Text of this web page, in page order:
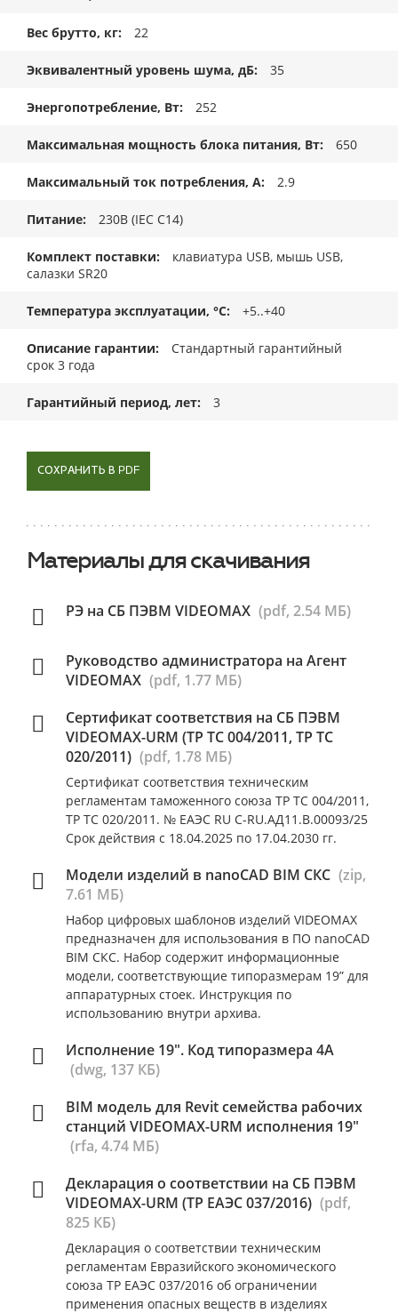
Вес брутто, кг 22
Эквивалентный уровень шума, дБ 35
Энергопотребление, Вт 252
Максимальная мощность блока питания, Вт 650
Максимальный ток потребления, А 2.9
Питание 230В (IEC C14)
Комплект поставки
клавиатура USB, мышь USB,
салазки SR20
Температура эксплуатации, °C +5..+40
Описание гарантии
Стандартный гарантийный
срок 3 года
Гарантийный период, лет 3
СОХРАНИТЬ В PDF
Материалы для скачивания
РЭ на СБ ПЭВМ VIDEOMAX (pdf, 2.54 МБ)
Руководство администратора на Агент
VIDEOMAX (pdf, 1.77 МБ)
Сертификат соответствия на СБ ПЭВМ
VIDEOMAX-URM (ТР ТС 004/2011, ТР ТС
020/2011) (pdf, 1.78 МБ)
Сертификат соответствия техническим
регламентам таможенного союза ТР ТС 004/2011,
ТР ТС 020/2011. № ЕАЭС RU C-RU.АД11.В.00093/25
Срок действия с 18.04.2025 по 17.04.2030 гг.
Модели изделий в nanoCAD BIM СКС (zip,
7.61 МБ)
Набор цифровых шаблонов изделий VIDEOMAX
предназначен для использования в ПО nanoCAD
BIM СКС. Набор содержит информационные
модели, соответствующие типоразмерам 19” для
аппаратурных стоек. Инструкция по
использованию внутри архива.
Исполнение 19". Код типоразмера 4A
(dwg, 137 КБ)
BIM модель для Revit семейства рабочих
станций VIDEOMAX-URM исполнения 19"
(rfa, 4.74 МБ)
Декларация о соответствии на СБ ПЭВМ
VIDEOMAX-URM (ТР ЕАЭС 037/2016) (pdf,
825 КБ)
Декларация о соответствии техническим
регламентам Евразийского экономического
союза ТР ЕАЭС 037/2016 об ограничении
применения опасных веществ в изделиях